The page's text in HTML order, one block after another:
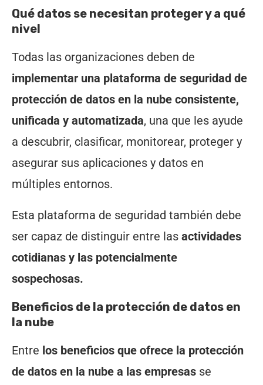
Qué datos se necesitan proteger y a qué
nivel
Todas las organizaciones deben de
implementar una plataforma de seguridad de
protección de datos en la nube consistente,
unificada y automatizada, una que les ayude
a descubrir, clasificar, monitorear, proteger y
asegurar sus aplicaciones y datos en
múltiples entornos.
Esta plataforma de seguridad también debe
ser capaz de distinguir entre las actividades
cotidianas y las potencialmente
sospechosas.
Beneficios de la protección de datos en
la nube
Entre los beneficios que ofrece la protección
de datos en la nube a las empresas se